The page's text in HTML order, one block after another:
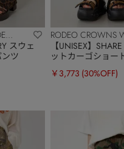
スウェ
ツ
RODEO CROWNS
BOWL
【UNISEX】
ットカーゴショー
￥3,773 (30%OFF)